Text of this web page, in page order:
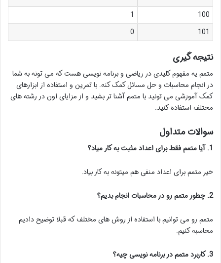
100
1
101
0
نتیجه گیری
متمم یه مفهوم کلیدی در ریاضی و برنامه نویسی هست که می تونه به شما
در انجام محاسبات و حل مسائل کمک کنه. با تمرین و استفاده از ابزارهای
کمک آموزشی می تونید با متمم آشنا تر بشید و از مزایای اون در رشته های
مختلف استفاده کنید.
سوالات متداول
1. آیا متمم فقط برای اعداد مثبت به کار میاد؟
خیر متمم برای اعداد منفی هم میتونه به کار بیاد.
2. چطور متمم رو در محاسبات انجام بدیم؟
متمم رو می توانیم با استفاده از روش های مختلف که قبلا توضیح دادیم
محاسبه کنیم.
3. کاربرد متمم در برنامه نویسی چیه؟